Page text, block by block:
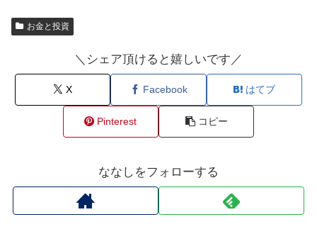
お金と投資
＼シェア頂けると嬉しいです／
X Facebook はてブ
Pinterest コピー
ななしをフォローする